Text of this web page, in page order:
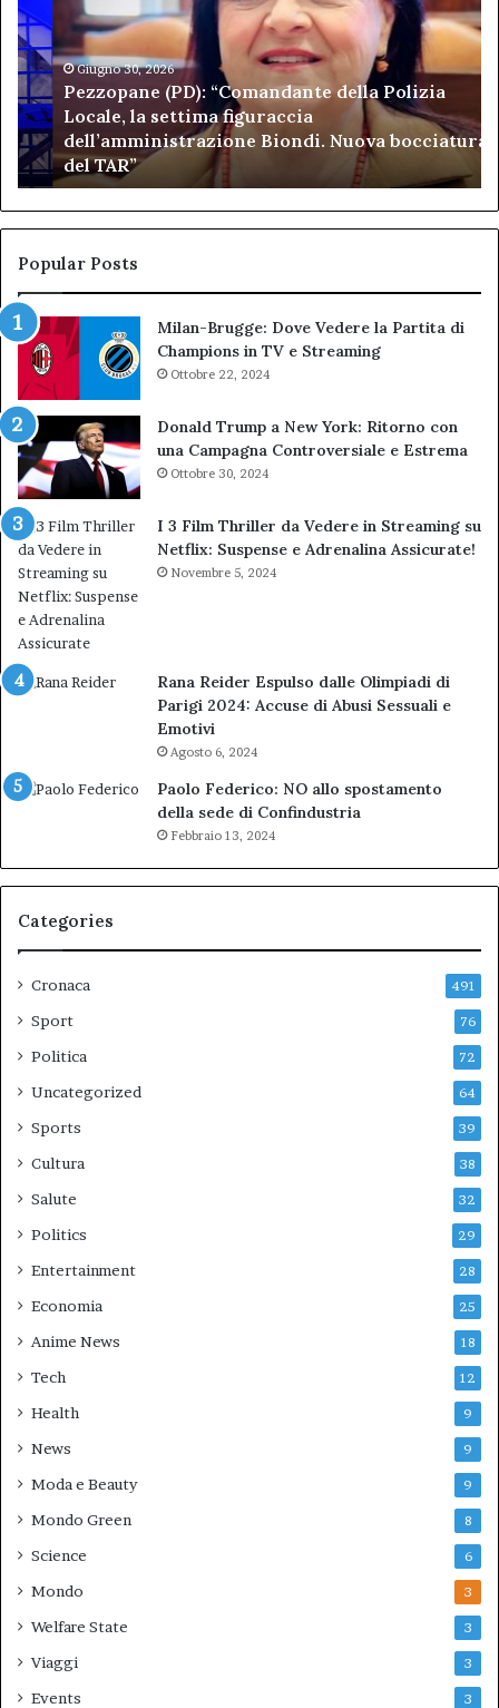
della
Polizia
Locale,
la
settima
figuraccia
dell’amministrazione
Biondi.
Nuova
bocciatura
del
Giugno 30, 2026
Pezzopane (PD): “Comandante della Polizia
Locale, la settima figuraccia
dell’amministrazione Biondi. Nuova bocciatura
del TAR”
di
ai
Popular Posts
Milan-Brugge: Dove Vedere la Partita di
Champions in TV e Streaming
Ottobre 22, 2024
Donald Trump a New York: Ritorno con
una Campagna Controversiale e Estrema
Ottobre 30, 2024
I 3 Film Thriller da Vedere in Streaming su
Netflix: Suspense e Adrenalina Assicurate!
Novembre 5, 2024
Rana Reider Espulso dalle Olimpiadi di
Parigi 2024: Accuse di Abusi Sessuali e
Emotivi
Agosto 6, 2024
Paolo Federico: NO allo spostamento
della sede di Confindustria
Febbraio 13, 2024
Categories
Cronaca 491
Sport 76
Politica 72
Uncategorized 64
Sports 39
Cultura 38
Salute 32
Politics 29
Entertainment 28
Economia 25
Anime News 18
Tech 12
Health 9
News 9
Moda e Beauty 9
Mondo Green 8
Science 6
Mondo 3
Welfare State 3
Viaggi 3
Events 3